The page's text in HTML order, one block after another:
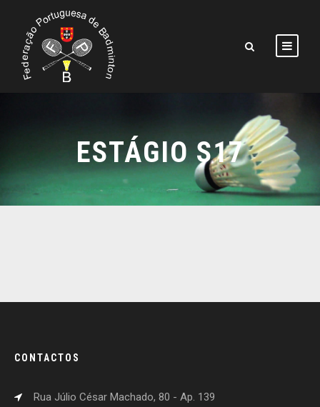
ESTÁGIO S17
CONTACTOS
Rua Júlio César Machado, 80 - Ap. 139